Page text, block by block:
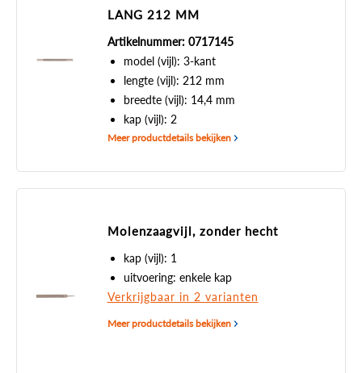
LANG 212 MM
Artikelnummer: 0717145
model (vijl): 3-kant
lengte (vijl): 212 mm
breedte (vijl): 14,4 mm
kap (vijl): 2
Meer productdetails bekijken
Molenzaagvijl, zonder hecht
kap (vijl): 1
uitvoering: enkele kap
Verkrijgbaar in 2 varianten
Meer productdetails bekijken